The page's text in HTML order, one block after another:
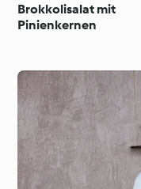
Brokkolisalat mit
Pinienkernen